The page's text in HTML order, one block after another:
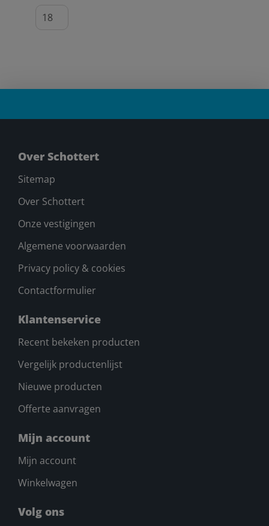
Over Schottert
Sitemap
Over Schottert
Onze vestigingen
Algemene voorwaarden
Privacy policy & cookies
Contactformulier
Klantenservice
Recent bekeken producten
Vergelijk productenlijst
Nieuwe producten
Offerte aanvragen
Mijn account
Mijn account
Winkelwagen
Volg ons